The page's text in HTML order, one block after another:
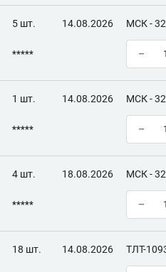
5 шт. 14.08.2026 МСК -
***** –
1 шт. 14.08.2026 МСК -
***** –
4 шт. 18.08.2026 МСК -
***** –
18 шт. 14.08.2026 ТЛТ-